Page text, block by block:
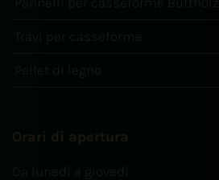
Orari di apertura
Da lunedì a giovedì
Travi per casseforme
Pellet di legno